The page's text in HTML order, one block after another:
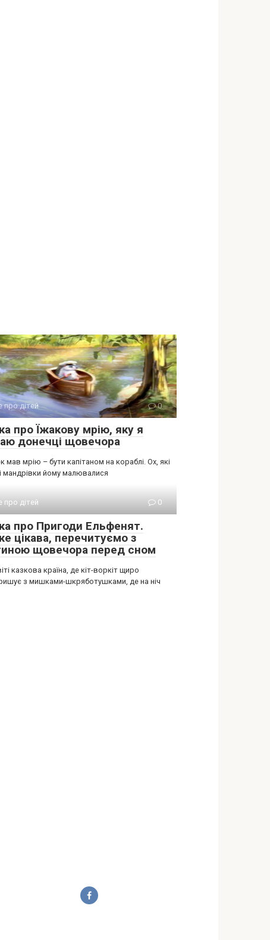
про дітей 0
про Їжакову мрію, яку я
донечці щовечора
мав мрію – бути капітаном на кораблі. Ох, які
мандрівки йому малювалися
про дітей 0
про Пригоди Ельфенят.
цікава, перечитуємо з
щовечора перед сном
казкова країна, де кіт-воркіт щиро
з мишками-шкряботушками, де на ніч